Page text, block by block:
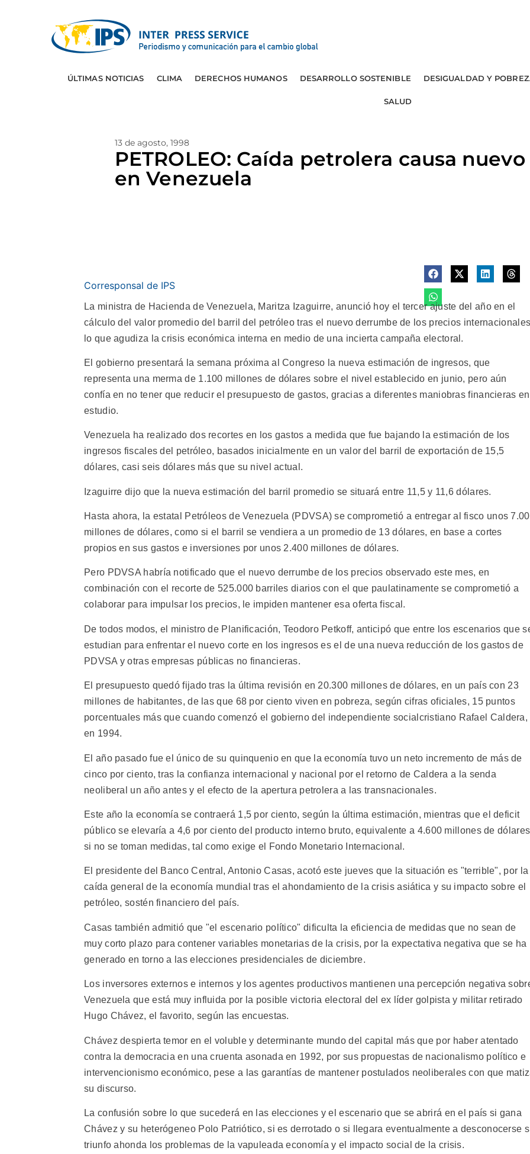
ÚLTIMAS NOTICIAS CLIMA DERECHOS HUMANOS DESARROLLO SOSTENIBLE DESIGUALDAD Y
SALUD
13 de agosto, 1998
PETROLEO: Caída petrolera causa
en Venezuela
Corresponsal de IPS
La ministra de Hacienda de Venezuela, Maritza Izaguirre, anunció hoy el tercer ajuste del año en el
cálculo del valor promedio del barril del petróleo tras el nuevo derrumbe de los precios
lo que agudiza la crisis económica interna en medio de una incierta campaña electoral.
El gobierno presentará la semana próxima al Congreso la nueva estimación de ingresos, que
representa una merma de 1.100 millones de dólares sobre el nivel establecido en junio, pero aún
confía en no tener que reducir el presupuesto de gastos, gracias a diferentes maniobras financieras en
estudio.
Venezuela ha realizado dos recortes en los gastos a medida que fue bajando la estimación de los
ingresos fiscales del petróleo, basados inicialmente en un valor del barril de exportación de 15,5
dólares, casi seis dólares más que su nivel actual.
Izaguirre dijo que la nueva estimación del barril promedio se situará entre 11,5 y 11,6 dólares.
Hasta ahora, la estatal Petróleos de Venezuela (PDVSA) se comprometió a entregar al fisco unos
millones de dólares, como si el barril se vendiera a un promedio de 13 dólares, en base a cortes
propios en sus gastos e inversiones por unos 2.400 millones de dólares.
Pero PDVSA habría notificado que el nuevo derrumbe de los precios observado este mes, en
combinación con el recorte de 525.000 barriles diarios con el que paulatinamente se comprometió a
colaborar para impulsar los precios, le impiden mantener esa oferta fiscal.
De todos modos, el ministro de Planificación, Teodoro Petkoff, anticipó que entre los escenarios que
estudian para enfrentar el nuevo corte en los ingresos es el de una nueva reducción de los gastos de
PDVSA y otras empresas públicas no financieras.
El presupuesto quedó fijado tras la última revisión en 20.300 millones de dólares, en un país con 23
millones de habitantes, de las que 68 por ciento viven en pobreza, según cifras oficiales, 15 puntos
porcentuales más que cuando comenzó el gobierno del independiente socialcristiano Rafael Caldera,
en 1994.
El año pasado fue el único de su quinquenio en que la economía tuvo un neto incremento de más de
cinco por ciento, tras la confianza internacional y nacional por el retorno de Caldera a la senda
neoliberal un año antes y el efecto de la apertura petrolera a las transnacionales.
Este año la economía se contraerá 1,5 por ciento, según la última estimación, mientras que el deficit
público se elevaría a 4,6 por ciento del producto interno bruto, equivalente a 4.600 millones de
si no se toman medidas, tal como exige el Fondo Monetario Internacional.
El presidente del Banco Central, Antonio Casas, acotó este jueves que la situación es "terrible", por la
caída general de la economía mundial tras el ahondamiento de la crisis asiática y su impacto sobre el
petróleo, sostén financiero del país.
Casas también admitió que "el escenario político" dificulta la eficiencia de medidas que no sean de
muy corto plazo para contener variables monetarias de la crisis, por la expectativa negativa que se ha
generado en torno a las elecciones presidenciales de diciembre.
Los inversores externos e internos y los agentes productivos mantienen una percepción negativa
Venezuela que está muy influida por la posible victoria electoral del ex líder golpista y militar retirado
Hugo Chávez, el favorito, según las encuestas.
Chávez despierta temor en el voluble y determinante mundo del capital más que por haber atentado
contra la democracia en una cruenta asonada en 1992, por sus propuestas de nacionalismo político e
intervencionismo económico, pese a las garantías de mantener postulados neoliberales con que
su discurso.
La confusión sobre lo que sucederá en las elecciones y el escenario que se abrirá en el país si gana
Chávez y su heterógeneo Polo Patriótico, si es derrotado o si llegara eventualmente a desconocerse
triunfo ahonda los problemas de la vapuleada economía y el impacto social de la crisis.